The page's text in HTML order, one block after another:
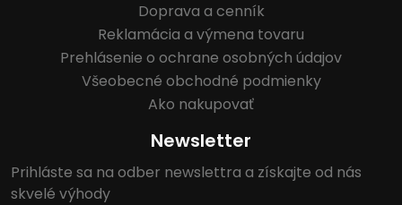
Doprava a cenník
Reklamácia a výmena tovaru
Prehlásenie o ochrane osobných údajov
Všeobecné obchodné podmienky
Ako nakupovať
Newsletter
Prihláste sa na odber newslettra a získajte od nás
skvelé výhody